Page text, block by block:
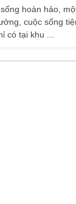
hoàn hảo,
cuộc sống
có tại khu ...